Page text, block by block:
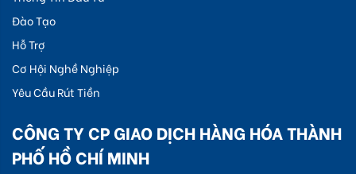
Đào Tạo
Hỗ Trợ
Cơ Hội Nghề Nghiệp
Yêu Cầu Rút Tiền
CÔNG TY CP GIAO DỊCH HÀNG HÓA THÀNH
PHỐ HỒ CHÍ MINH